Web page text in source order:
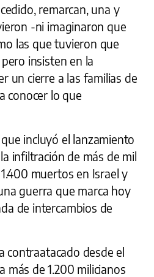
remarcan, una y
-ni imaginaron que
las que tuvieron que
insisten en la
un cierre a las familias de
conocer lo que
incluyó el lanzamiento
infiltración de más de mil
muertos en Israel y
guerra que marca hoy
de intercambios de
contraatacado desde el
más de 1.200 milicianos